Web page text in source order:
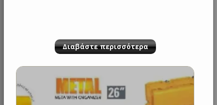
Διαβάστε περισσότερα